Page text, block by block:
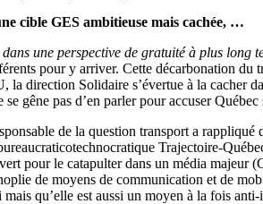
cible GES ambitieuse mais cachée, …
dans une perspective de gratuité à plus long
pour y arriver. Cette décarbonation
direction Solidaire s’évertue à la cacher
gêne pas d’en parler pour accuser
de la question transport a
Trajectoire-
pour le catapulter dans un média majeur
de moyens de communication et de
qu’elle est aussi un moyen à la fois